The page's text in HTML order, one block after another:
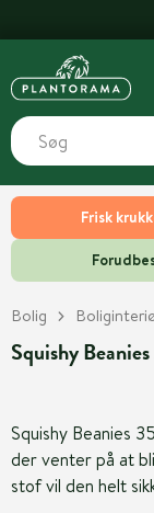
Frisk
Bolig
Squishy
Squishy Beanies
der venter på at
stof vil den helt